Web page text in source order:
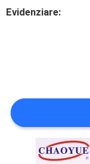
RICHIEDA
DEL
SITO
Evidenziare: